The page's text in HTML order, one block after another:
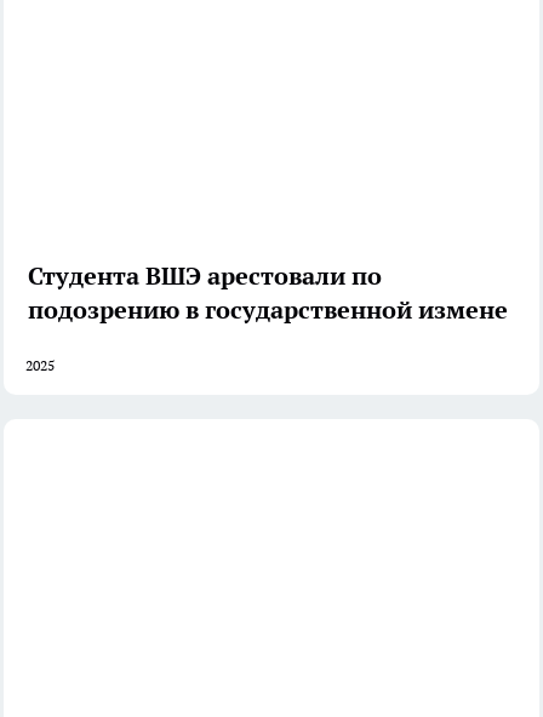
Студента ВШЭ арестовали по
подозрению в государственной измене
2025